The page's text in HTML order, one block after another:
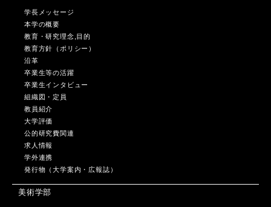
学長メッセージ
本学の概要
教育・研究理念,目的
教育方針（ポリシー）
沿革
卒業生等の活躍
卒業生インタビュー
組織図・定員
教員紹介
大学評価
公的研究費関連
求人情報
学外連携
発行物（大学案内・広報誌）
美術学部